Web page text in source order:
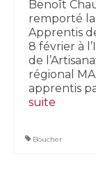
Benoît
remporté
Apprentis
8 février à
de
régional
apprentis
suite­­
Boucher